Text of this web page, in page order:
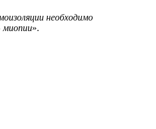
необходимо
миопии».